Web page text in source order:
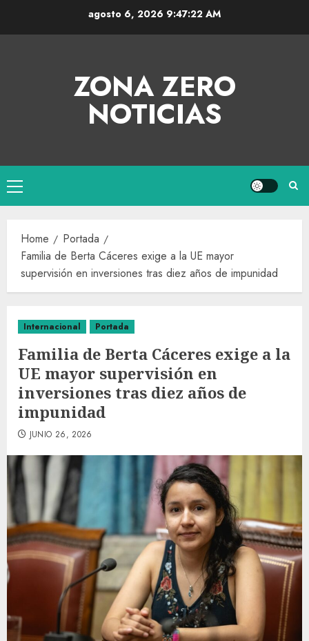
agosto 6, 2026 9:47:23 AM
ZONA ZERO
NOTICIAS
Home
Portada
Familia de Berta Cáceres exige a la UE mayor
supervisión en inversiones tras diez años de impunidad
Internacional Portada
Familia de Berta Cáceres exige a la
UE mayor supervisión en
inversiones tras diez años de
impunidad
JUNIO 26, 2026